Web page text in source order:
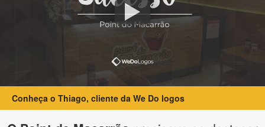
Conheça o Thiago, cliente da We Do logos